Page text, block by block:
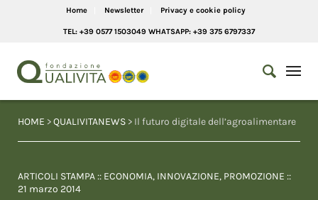
Home Newsletter Privacy e cookie policy
TEL: +39 0577 1503049 WHATSAPP: +39 375 6797337
HOME >QUALIVITANEWS > Il futuro digitale dell’agroalimentare
ARTICOLI STAMPA :: ECONOMIA, INNOVAZIONE, PROMOZIONE ::
21 marzo 2014